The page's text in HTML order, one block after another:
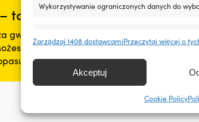
Wykorzystywanie ograniczonych danych do
Identyfikacja urządzeń na podstawie informacji
Zapewnienie bezpieczeństwa,
naprawianie błędów, Dostarczanie i
treści, Zapisanie decyzji dotyczących
Zarządzaj 1408 dostawcamiPrzeczytaj więcej o
Akceptuj
Cookie Policy
to nie może być prostsze
gwarancja cenowa jest bardzo prosta:
spokojnie kupić swój sprzęt już teraz –
cenę po zakupie. Bez dziwnych